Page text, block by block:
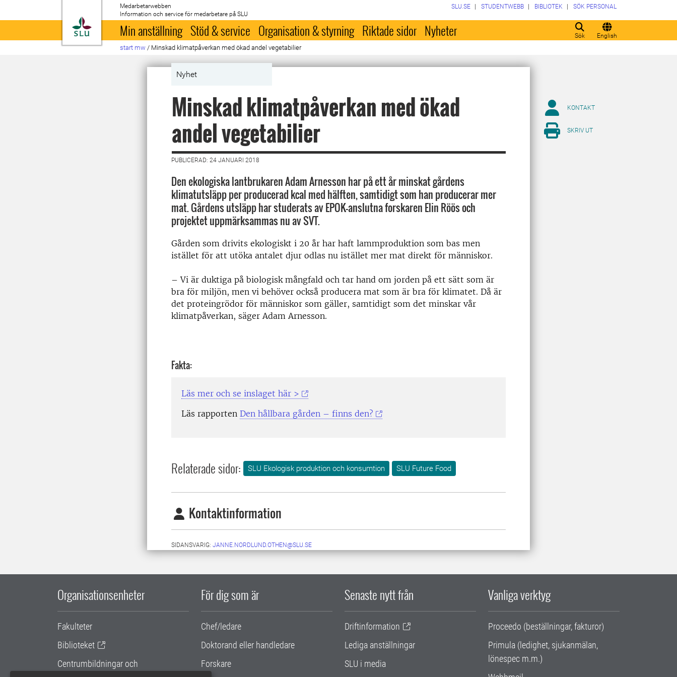
Till startsida
Medarbetarwebben
Information och service för medarbetare på SLU
Sök English
SLU.SE STUDENTWEBB BIBLIOTEK SÖK PERSONAL
Min anställning Stöd & service Organisation & styrning Riktade sidor Nyheter
start mw / Minskad klimatpåverkan med ökad andel vegetabilier
Nyhet
Minskad klimatpåverkan med ökad
andel vegetabilier
PUBLICERAD: 24 JANUARI 2018
Den ekologiska lantbrukaren Adam Arnesson har på ett år minskat gårdens
klimatutsläpp per producerad kcal med hälften, samtidigt som han producerar mer
mat. Gårdens utsläpp har studerats av EPOK-anslutna forskaren Elin Röös och
projektet uppmärksammas nu av SVT.
Gården som drivits ekologiskt i 20 år har haft lammproduktion som bas men
istället för att utöka antalet djur odlas nu istället mer mat direkt för människor.
– Vi är duktiga på biologisk mångfald och tar hand om jorden på ett sätt som är
bra för miljön, men vi behöver också producera mat som är bra för klimatet. Då är
det proteingrödor för människor som gäller, samtidigt som det minskar vår
klimatpåverkan, säger Adam Arnesson.
Fakta:
Läs mer och se inslaget här >
Läs rapporten Den hållbara gården – finns den?
Relaterade sidor: SLU Ekologisk produktion och konsumtion SLU Future Food
Kontaktinformation
SIDANSVARIG: JANNE.NORDLUND.OTHEN@SLU.SE
KONTAKT
SKRIV UT
Organisationsenheter
Fakulteter
Biblioteket
Centrumbildningar och
För dig som är
Chef/ledare
Doktorand eller handledare
Forskare
Senaste nytt från
Driftinformation
Lediga anställningar
SLU i media
Vanliga verktyg
Proceedo (beställningar, fakturor)
Primula (ledighet, sjukanmälan,
lönespec m.m.)